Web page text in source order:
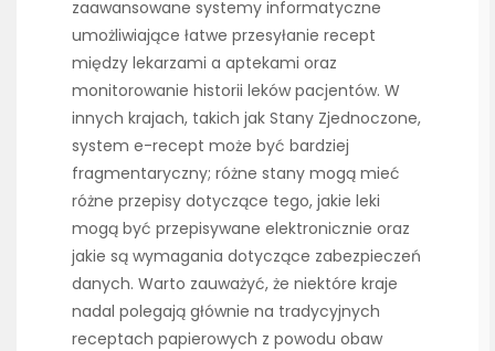
zaawansowane systemy informatyczne
umożliwiające łatwe przesyłanie recept
między lekarzami a aptekami oraz
monitorowanie historii leków pacjentów. W
innych krajach, takich jak Stany Zjednoczone,
system e-recept może być bardziej
fragmentaryczny; różne stany mogą mieć
różne przepisy dotyczące tego, jakie leki
mogą być przepisywane elektronicznie oraz
jakie są wymagania dotyczące zabezpieczeń
danych. Warto zauważyć, że niektóre kraje
nadal polegają głównie na tradycyjnych
receptach papierowych z powodu obaw